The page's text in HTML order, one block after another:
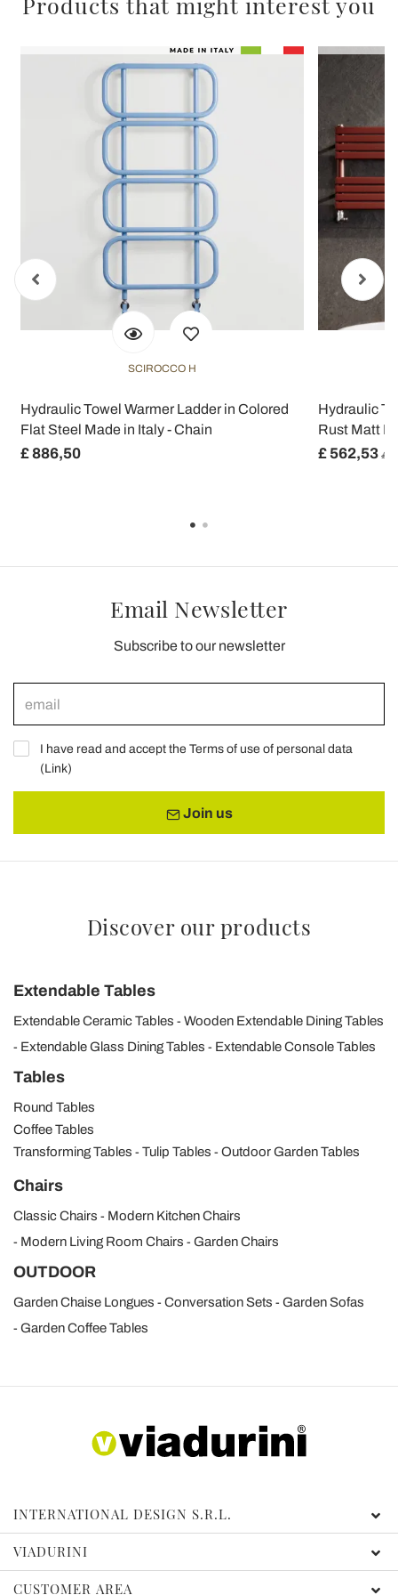
SCIROCCO H
Hydraulic Towel Warmer Ladder in Colored
Flat Steel Made in Italy - Chain
£ 886,50
Hydraulic
Rust Matt
£ 562,53 £
Email Newsletter
Subscribe to our newsletter
I have read and accept the Terms of use of personal data
(Link)
Join us
Discover our products
Extendable Tables
Extendable Ceramic Tables
Wooden Extendable Dining Tables
Extendable Glass Dining Tables
Extendable Console Tables
Tables
Round Tables
Coffee Tables
Transforming Tables
Tulip Tables Outdoor Garden Tables
Chairs
Classic Chairs
Modern Kitchen Chairs
Modern Living Room Chairs
Garden Chairs
OUTDOOR
Garden Chaise Longues Conversation Sets
Garden Sofas
Garden Coffee Tables
INTERNATIONAL DESIGN S.R.L.
VIADURINI
CUSTOMER AREA